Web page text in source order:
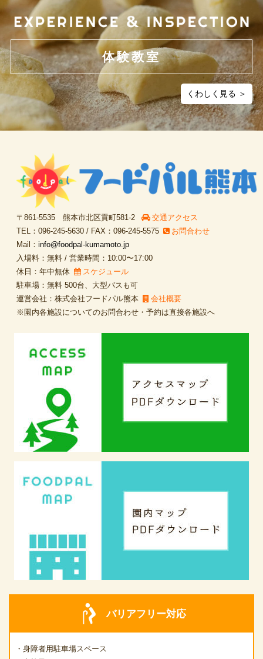
体験教室
くわしく見る ＞
〒861-5535 熊本市北区貢町581-2
交通アクセス
TEL：096-245-5630 / FAX：096-245-5575
お問合わせ
Mail：info@foodpal-kumamoto.jp
入場料：無料 / 営業時間：10:00〜17:00
休日：年中無休
スケジュール
駐車場：無料 500台、大型バスも可
運営会社：株式会社フードパル熊本
会社概要
※園内各施設についてのお問合わせ・予約は直接各施設へ
バリアフリー対応
・身障者用駐車場スペース